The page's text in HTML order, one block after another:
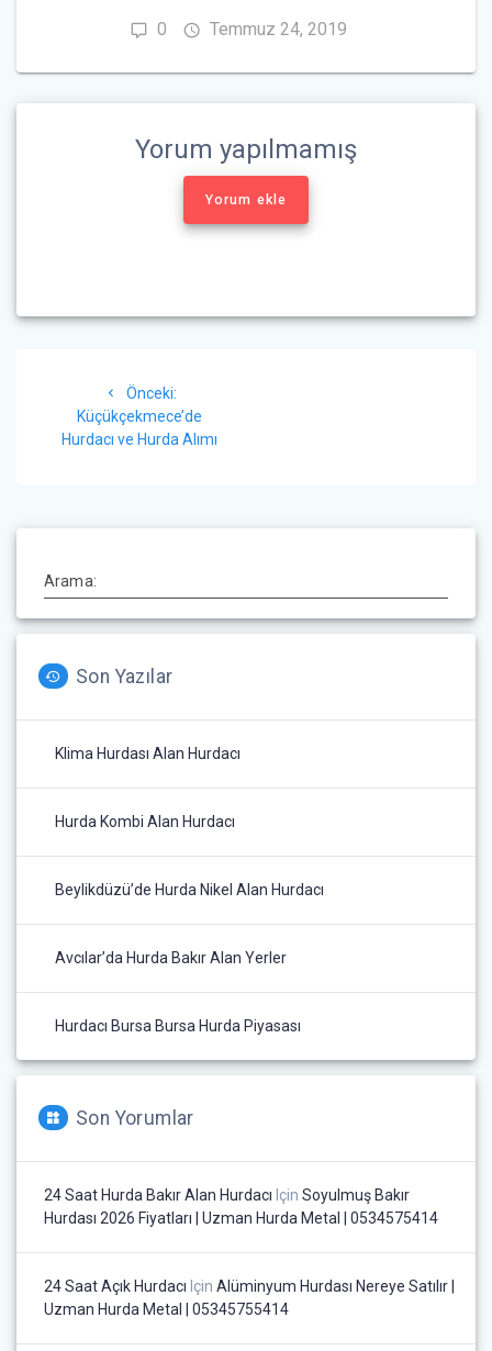
0 Temmuz 24, 2019
Yorum yapılmamış
Yorum ekle
gezinmesi
Önceki:Önceki
yazı:
Küçükçekmece’de
Hurdacı ve Hurda Alımı
Arama:
Son Yazılar
Klima Hurdası Alan Hurdacı
Hurda Kombi Alan Hurdacı
Beylikdüzü’de Hurda Nikel Alan Hurdacı
Avcılar’da Hurda Bakır Alan Yerler
Hurdacı Bursa Bursa Hurda Piyasası
Son Yorumlar
24 Saat Hurda Bakır Alan Hurdacı Için Soyulmuş Bakır
Hurdası 2026 Fiyatları | Uzman Hurda Metal | 0534575414
24 Saat Açık Hurdacı Için Alüminyum Hurdası Nereye Satılır |
Uzman Hurda Metal | 05345755414